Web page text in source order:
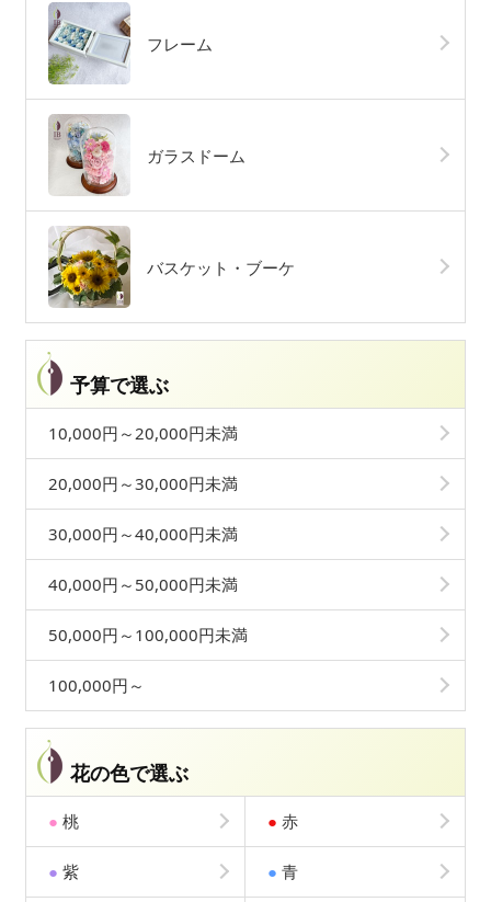
フレーム
ガラスドーム
バスケット・ブーケ
予算で選ぶ
10,000円～20,000円未満
20,000円～30,000円未満
30,000円～40,000円未満
40,000円～50,000円未満
50,000円～100,000円未満
100,000円～
花の色で選ぶ
● 桃 ● 赤
● 紫 ● 青